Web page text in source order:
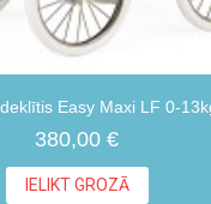
Easy Maxi LF 0-
380,00 €
IELIKT GROZĀ